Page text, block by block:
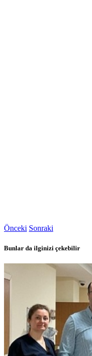
Önceki Sonraki
Bunlar da ilginizi çekebilir